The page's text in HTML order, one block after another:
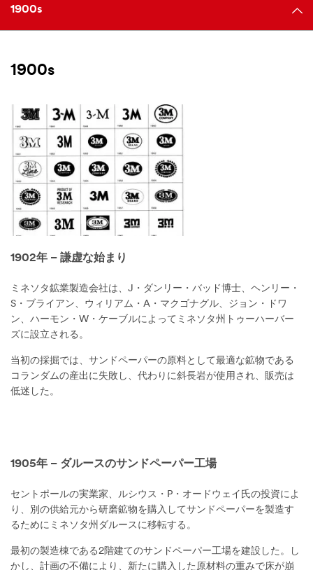
1900s
1900s
1902年 – 謙虚な始まり
ミネソタ鉱業製造会社は、J・ダンリー・バッド博士、ヘンリー・
S・ブライアン、ウィリアム・A・マクゴナグル、ジョン・ドワ
ン、ハーモン・W・ケーブルによってミネソタ州トゥーハーバー
ズに設立される。
当初の採掘では、サンドペーパーの原料として最適な鉱物である
コランダムの産出に失敗し、代わりに斜長岩が使用され、販売は
低迷した。
1905年 – ダルースのサンドペーパー工場
セントポールの実業家、ルシウス・P・オードウェイ氏の投資によ
り、別の供給元から研磨鉱物を購入してサンドペーパーを製造す
るためにミネソタ州ダルースに移転する。
最初の製造棟である2階建てのサンドペーパー工場を建設した。し
かし、計画の不備により、新たに購入した原材料の重みで床が崩